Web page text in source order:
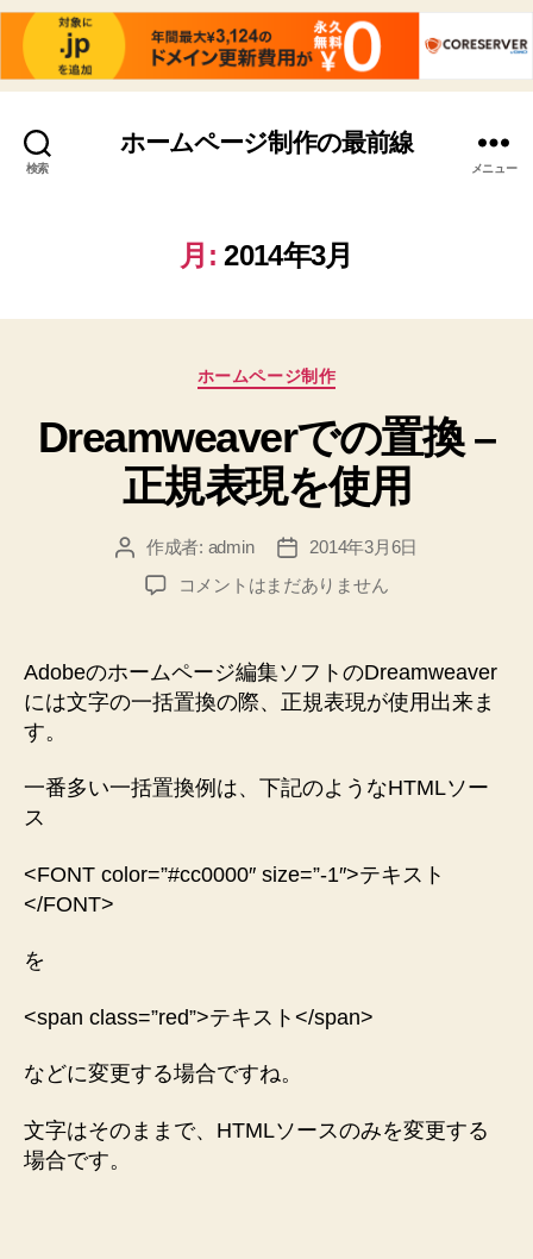
検索
ホームページ制作の最前線
メニュー
月: 2014年3月
カ
ゴ
リ
ー
ホームページ制作
Dreamweaverでの置換 –
正規表現を使用
投 作成者: admin
投
稿
日
2014年3月6日
Dreamweaver
置
換
–
表
使
コメントはまだありません
Adobeのホームページ編集ソフトのDreamweaver
には文字の一括置換の際、正規表現が使用出来ま
す。
一番多い一括置換例は、下記のようなHTMLソー
ス
<FONT color=”#cc0000″ size=”-1″>テキスト
</FONT>
を
<span class=”red”>テキスト</span>
などに変更する場合ですね。
文字はそのままで、HTMLソースのみを変更する
場合です。